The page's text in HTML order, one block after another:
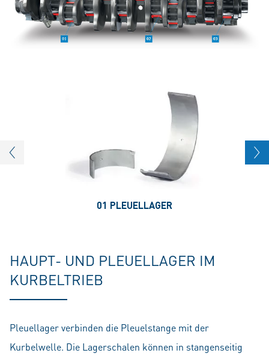
01 PLEUELLAGER
HAUPT- UND PLEUELLAGER IM
KURBELTRIEB
Pleuellager verbinden die Pleuelstange mit der
Kurbelwelle. Die Lagerschalen können in stangenseitig